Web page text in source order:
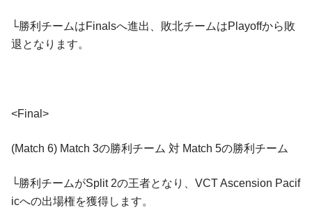
└勝利チームはFinalsへ進出、敗北チームはPlayoffから敗
退となります。
<Final>
(Match 6) Match 3の勝利チーム 対 Match 5の勝利チーム
└勝利チームがSplit 2の王者となり、VCT Ascension Pacif
icへの出場権を獲得します。